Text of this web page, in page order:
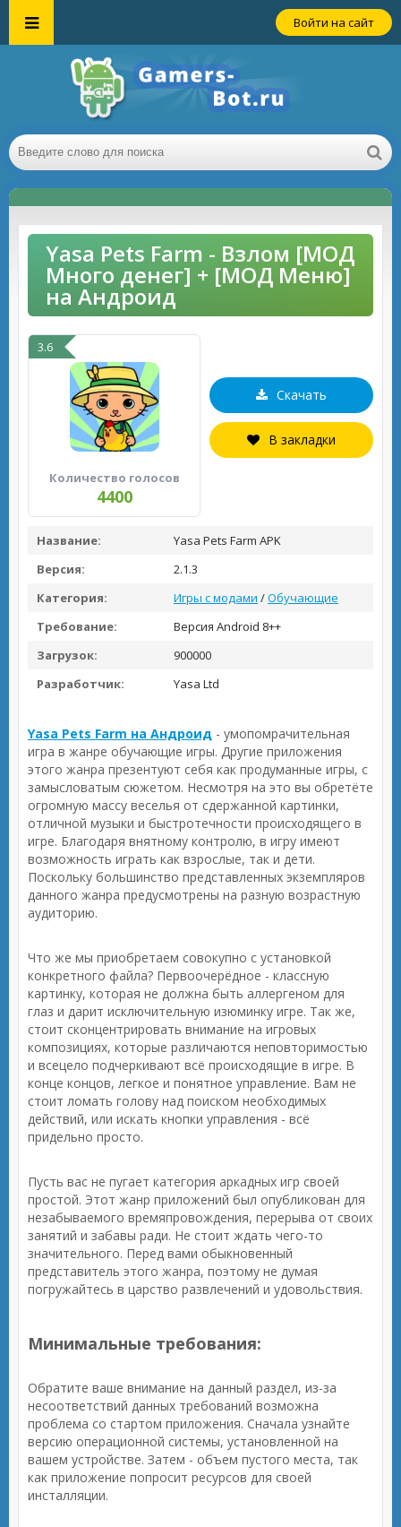
Войти на сайт
Yasa Pets Farm - Взлом [МОД
Много денег] + [МОД Меню]
на Андроид
3.6
Количество голосов
4400
Скачать
В закладки
Название:
Yasa Pets Farm APK
Версия:
2.1.3
Категория:
Игры с модами /Обучающие
Требование:
Версия Android 8++
Загрузок:
900000
Разработчик:
Yasa Ltd
Yasa Pets Farm на Андроид - умопомрачительная
игра в жанре обучающие игры. Другие приложения
этого жанра презентуют себя как продуманные игры, с
замысловатым сюжетом. Несмотря на это вы обретёте
огромную массу веселья от сдержанной картинки,
отличной музыки и быстротечности происходящего в
игре. Благодаря внятному контролю, в игру имеют
возможность играть как взрослые, так и дети.
Поскольку большинство представленных экземпляров
данного жанра предусмотрены на разную возрастную
аудиторию.
Что же мы приобретаем совокупно с установкой
конкретного файла? Первоочерёдное - классную
картинку, которая не должна быть аллергеном для
глаз и дарит исключительную изюминку игре. Так же,
стоит сконцентрировать внимание на игровых
композициях, которые различаются неповторимостью
и всецело подчеркивают всё происходящие в игре. В
конце концов, легкое и понятное управление. Вам не
стоит ломать голову над поиском необходимых
действий, или искать кнопки управления - всё
придельно просто.
Пусть вас не пугает категория аркадных игр своей
простой. Этот жанр приложений был опубликован для
незабываемого времяпровождения, перерыва от своих
занятий и забавы ради. Не стоит ждать чего-то
значительного. Перед вами обыкновенный
представитель этого жанра, поэтому не думая
погружайтесь в царство развлечений и удовольствия.
Минимальные требования:
Обратите ваше внимание на данный раздел, из-за
несоответствий данных требований возможна
проблема со стартом приложения. Сначала узнайте
версию операционной системы, установленной на
вашем устройстве. Затем - объем пустого места, так
как приложение попросит ресурсов для своей
инсталляции.